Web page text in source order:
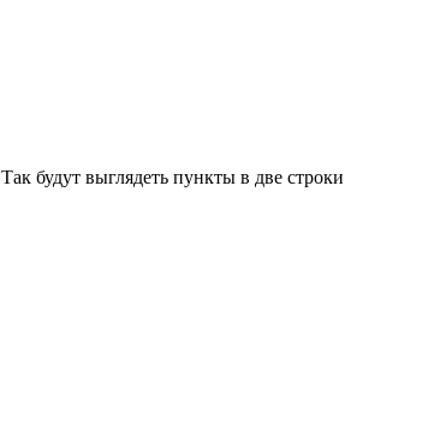
Так будут выглядеть пункты в две строки